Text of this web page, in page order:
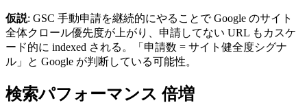
仮説: GSC 手動申請を継続的にやることで Google のサイト
全体クロール優先度が上がり、申請してない URL もカスケ
ード的に indexed される。「申請数 = サイト健全度シグナ
ル」と Google が判断している可能性。
検索パフォーマンス 倍増